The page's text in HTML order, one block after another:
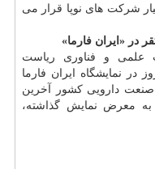
شركت های نوپا قرار می
در «ایران فارما»
علمی و فناوری ریاست
در نمایشگاه ایران فارما
صنعت دارویی كشور آخرین
به معرض نمایش گذاشته،